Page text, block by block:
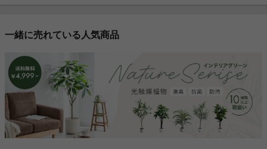
一緒に売れている人気商品